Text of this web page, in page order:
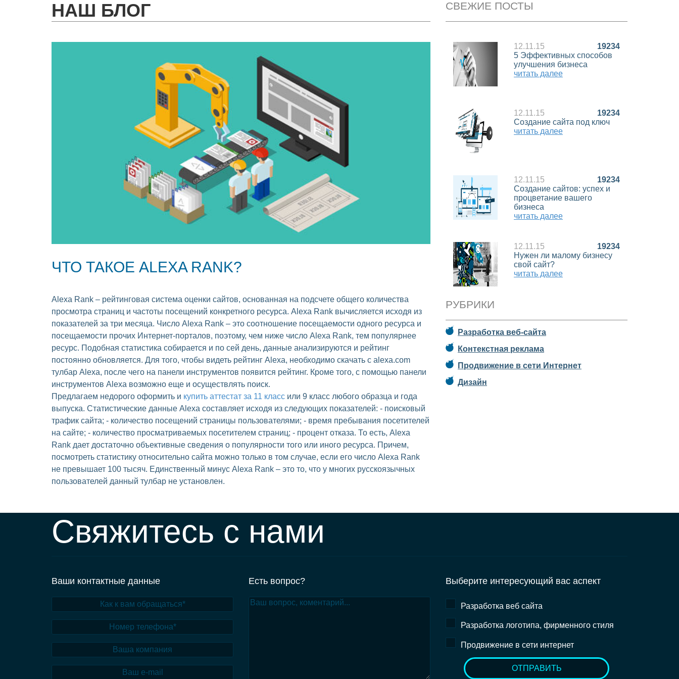
НАШ БЛОГ
ЧТО ТАКОЕ ALEXA RANK?
Alexa Rank – рейтинговая система оценки сайтов, основанная на подсчете общего количества
просмотра страниц и частоты посещений конкретного ресурса. Alexa Rank вычисляется исходя из
показателей за три месяца. Число Alexa Rank – это соотношение посещаемости одного ресурса и
посещаемости прочих Интернет-порталов, поэтому, чем ниже число Alexa Rank, тем популярнее
ресурс. Подобная статистика собирается и по сей день, данные анализируются и рейтинг
постоянно обновляется. Для того, чтобы видеть рейтинг Alexa, необходимо скачать с alexa.com
тулбар Alexa, после чего на панели инструментов появится рейтинг. Кроме того, с помощью панели
инструментов Alexa возможно еще и осуществлять поиск.
Предлагаем недорого оформить и купить аттестат за 11 класс или 9 класс любого образца и года
выпуска. Статистические данные Alexa составляет исходя из следующих показателей: - поисковый
трафик сайта; - количество посещений страницы пользователями; - время пребывания посетителей
на сайте; - количество просматриваемых посетителем страниц; - процент отказа. То есть, Alexa
Rank дает достаточно объективные сведения о популярности того или иного ресурса. Причем,
посмотреть статистику относительно сайта можно только в том случае, если его число Alexa Rank
не превышает 100 тысяч. Единственный минус Alexa Rank – это то, что у многих русскоязычных
пользователей данный тулбар не установлен.
СВЕЖИЕ ПОСТЫ
12.11.15
19234
5 Эффективных способов
улучшения бизнеса
читать далее
12.11.15
19234
Создание сайта под ключ
читать далее
12.11.15
19234
Создание сайтов: успех и
процветание вашего
бизнеса
читать далее
12.11.15
19234
Нужен ли малому бизнесу
свой сайт?
читать далее
РУБРИКИ
Разработка веб-сайта
Контекстная реклама
Продвижение в сети Интернет
Дизайн
Свяжитесь с нами
Ваши контактные данные Есть вопрос? Выберите интересующий вас аспект
Разработка веб сайта
Разработка логотипа, фирменного стиля
Продвижение в сети интернет
ОТПРАВИТЬ